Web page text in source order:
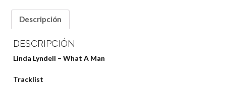
Descripción
DESCRIPCIÓN
Linda Lyndell – What A Man
Tracklist